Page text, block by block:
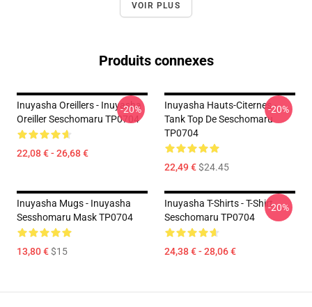
VOIR PLUS
Produits connexes
Inuyasha Oreillers - Inuyasha
Oreiller Seschomaru TP0704
22,08 € - 26,68 €
-20%
Inuyasha Hauts-Citernes -
Tank Top De Seschomaru
TP0704
22,49 €$24.45
-20%
Inuyasha Mugs - Inuyasha
Sesshomaru Mask TP0704
13,80 €$15
Inuyasha T-Shirts - T-Shirt
Seschomaru TP0704
24,38 € - 28,06 €
-20%